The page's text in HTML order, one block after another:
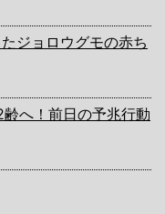
ジョロウグモの赤ち
齢へ！前日の予兆行動